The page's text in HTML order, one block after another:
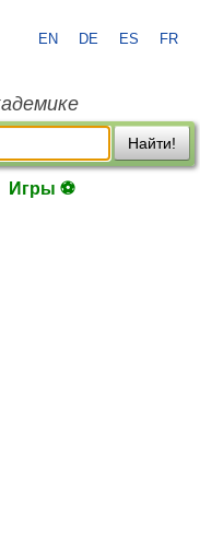
EN DE ES FR
Найти!
Игры ⚽